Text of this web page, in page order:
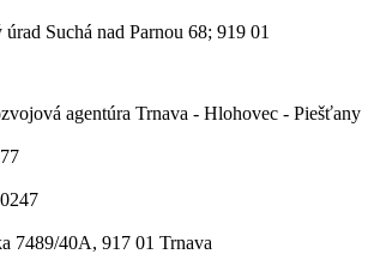
úrad Suchá nad Parnou 68; 919 01
agentúra Trnava - Hlohovec - Piešťany
7489/40A, 917 01 Trnava